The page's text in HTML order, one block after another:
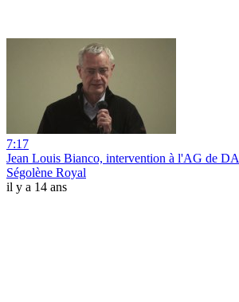
7:17
Jean Louis Bianco, intervention à l'AG de DA
Ségolène Royal
il y a 14 ans